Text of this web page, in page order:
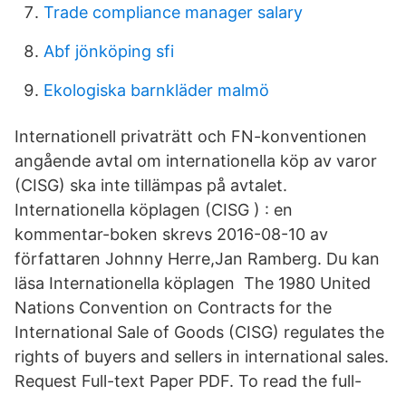
Trade compliance manager salary
Abf jönköping sfi
Ekologiska barnkläder malmö
Internationell privaträtt och FN-konventionen
angående avtal om internationella köp av varor
(CISG) ska inte tillämpas på avtalet.
Internationella köplagen (CISG ) : en
kommentar-boken skrevs 2016-08-10 av
författaren Johnny Herre,Jan Ramberg. Du kan
läsa Internationella köplagen The 1980 United
Nations Convention on Contracts for the
International Sale of Goods (CISG) regulates the
rights of buyers and sellers in international sales.
Request Full-text Paper PDF. To read the full-